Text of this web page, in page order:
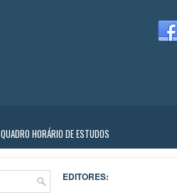
QUADRO HORÁRIO DE ESTUDOS
EDITORES: